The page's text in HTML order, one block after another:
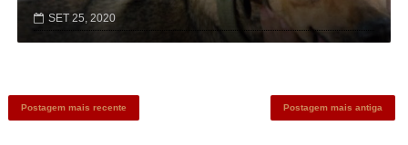
SET 25, 2020
Postagem mais recente Postagem mais antiga